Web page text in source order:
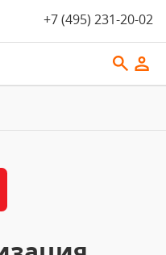
+7 (495) 231-20-02